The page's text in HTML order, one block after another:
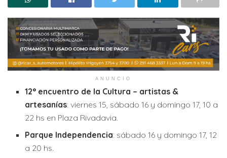
ANUNCIO
12° encuentro de la Cultura – artistas &
artesanías: viernes 15, sábado 16 y domingo 17, 10 a
22 hs en Plaza Rivadavia.
Parque Independencia: sábado 16 y domingo 17, 12
a 20 hs.